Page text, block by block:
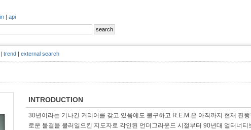
| api
| trend | external search
INTRODUCTION
30년이라는 기나긴 커리어를 갖고 있음에도 불구하고 R.E.M.은 아직까지 현재 진
로운 물결을 불러일으킨 지도자로 각인된 언더그라운드 시절부터 90년대 얼터너